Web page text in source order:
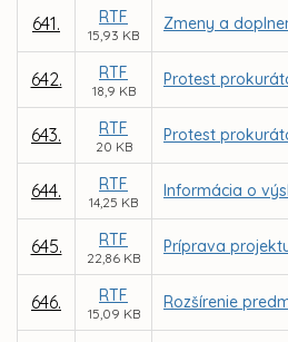
641. RTF
15,93 KB
Zmeny a
642. RTF
18,9 KB
Protest
643. RTF
20 KB
Protest
644. RTF
14,25 KB
Informácia o
645. RTF
22,86 KB
Príprava
646. RTF
15,09 KB
Rozšírenie